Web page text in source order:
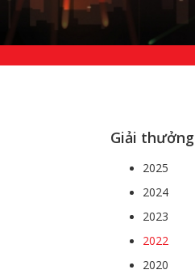
Giải thưởng
2025
2024
2023
2022
2020